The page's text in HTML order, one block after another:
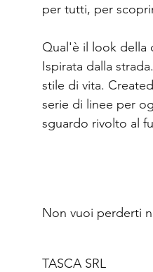
per tutti, per
Qual'è il look della
Ispirata dalla
stile di vita.
serie di linee per
sguardo rivolto al
Non vuoi perderti
TASCA SRL